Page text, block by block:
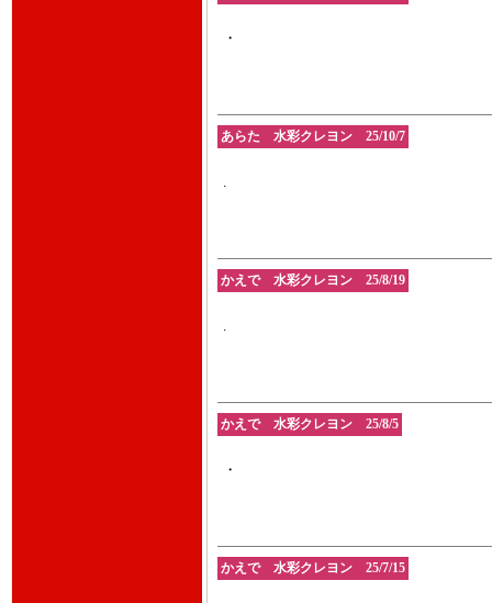
・
あらた 水彩クレヨン 25/10/7
.
かえで 水彩クレヨン 25/8/19
.
かえで 水彩クレヨン 25/8/5
・
かえで 水彩クレヨン 25/7/15